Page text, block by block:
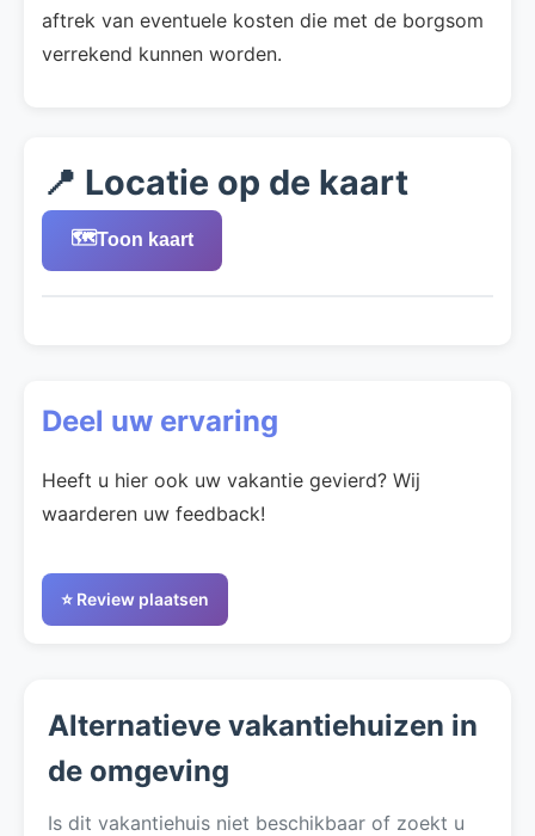
aftrek van eventuele kosten die met de borgsom
verrekend kunnen worden.
📍 Locatie op de kaart
🗺️Toon kaart
Deel uw ervaring
Heeft u hier ook uw vakantie gevierd? Wij
waarderen uw feedback!
⭐ Review plaatsen
Alternatieve vakantiehuizen in
de omgeving
Is dit vakantiehuis niet beschikbaar of zoekt u